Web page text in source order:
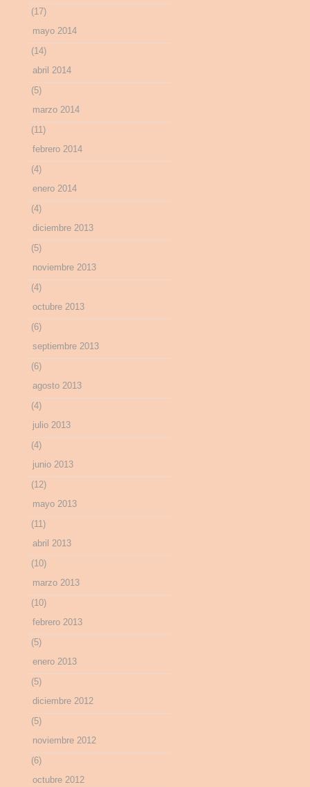
(17)
mayo 2014
(14)
abril 2014
(5)
marzo 2014
(11)
febrero 2014
(4)
enero 2014
(4)
diciembre 2013
(5)
noviembre 2013
(4)
octubre 2013
(6)
septiembre 2013
(6)
agosto 2013
(4)
julio 2013
(4)
junio 2013
(12)
mayo 2013
(11)
abril 2013
(10)
marzo 2013
(10)
febrero 2013
(5)
enero 2013
(5)
diciembre 2012
(5)
noviembre 2012
(6)
octubre 2012